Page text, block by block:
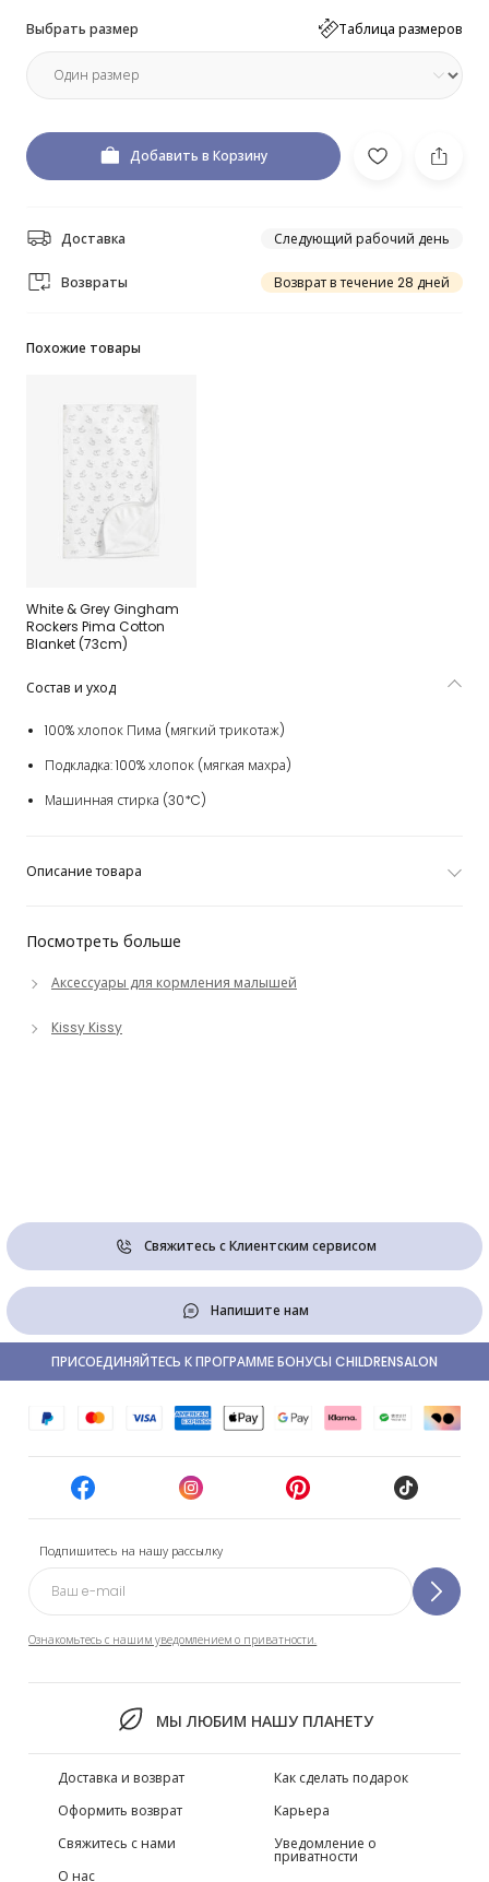
Выбрать размер Таблица размеров
Добавить в Корзину
Доставка Следующий рабочий день
Возвраты Возврат в течение 28 дней
Похожие товары
White & Grey Gingham
Rockers Pima Cotton
Blanket (73cm)
Посмотреть больше
Аксессуары для кормления малышей
Kissy Kissy
Состав и уход
100% хлопок Пима (мягкий трикотаж)
Подкладка: 100% хлопок (мягкая махра)
Машинная стирка (30*C)
Описание товара
Свяжитесь с Клиентским сервисом
Напишите нам
Подпишитесь на нашу рассылку
Ознакомьтесь с нашим уведомлением о приватности.
МЫ ЛЮБИМ НАШУ ПЛАНЕТУ
ПРИСОЕДИНЯЙТЕСЬ К ПРОГРАММЕ БОНУСЫ CHILDRENSALON
Доставка и возврат
Оформить возврат
Свяжитесь с нами
О нас
Как сделать подарок
Карьера
Уведомление о
приватности